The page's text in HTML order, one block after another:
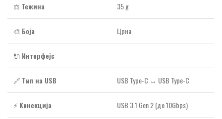
⚖️ Тежина 35 g
🎨 Боја Црна
🔌 Интерфејс
🔗 Тип на USB USB Type-C ↔ USB Type-C
⚡ Конекција USB 3.1 Gen 2 (до 10Gbps)